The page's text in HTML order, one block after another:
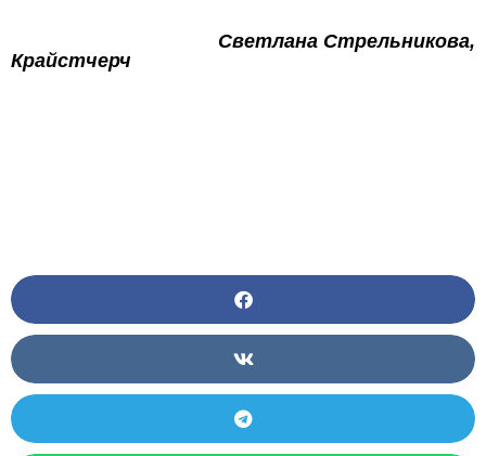
Светлана Стрельникова,
Крайстчерч